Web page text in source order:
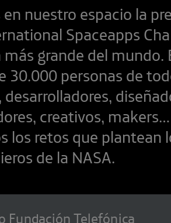
nuestro espacio la
Spaceapps
grande del mundo.
30.000 personas de
creativos,
los retos que plantean
de la NASA.
Fundación Telefónica